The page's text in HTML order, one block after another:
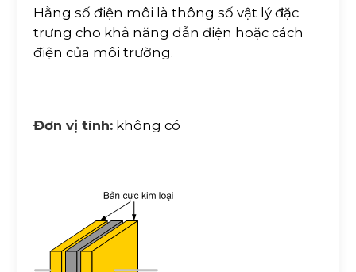
Hằng số điện môi là thông số vật lý đặc
trưng cho khả năng dẫn điện hoặc cách
điện của môi trường.
Đơn vị tính: không có